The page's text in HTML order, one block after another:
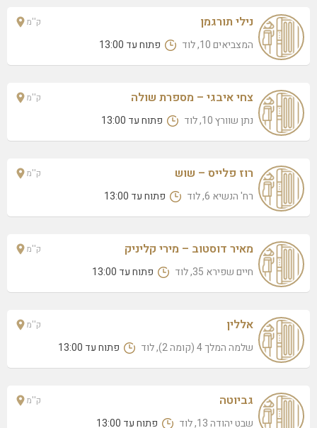
נילי תורגמן
המצביאים 10, לוד פתוח עד 13:00
ק''מ
צחי איבגי – מספרת שולה
נתן שוורץ 10, לוד פתוח עד 13:00
ק''מ
רוז פלייס – שוש
רח' הנשיא 6, לוד פתוח עד 13:00
ק''מ
מאיר דוסטוב – מירי קליניק
חיים שפירא 35, לוד פתוח עד 13:00
ק''מ
אללין
שלמה המלך 4 (קומה 2), לוד פתוח עד 13:00
ק''מ
גביוטה
שבט יהודה 13, לוד פתוח עד 13:00
ק''מ